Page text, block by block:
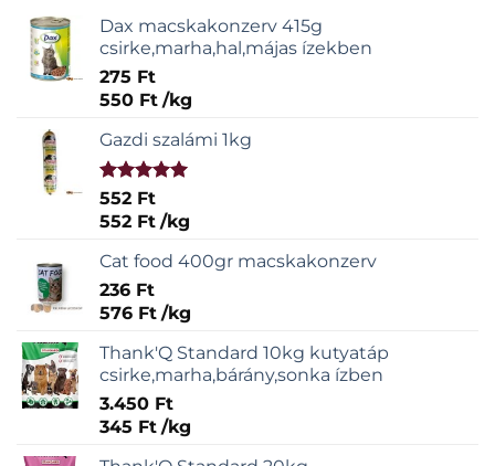
Dax macskakonzerv 415g
csirke,marha,hal,májas ízekben
275 Ft
550 Ft /kg
Gazdi szalámi 1kg
Értékelés:
5.00/ 5
552 Ft
552 Ft /kg
Cat food 400gr macskakonzerv
236 Ft
576 Ft /kg
Thank'Q Standard 10kg kutyatáp
csirke,marha,bárány,sonka ízben
3.450 Ft
345 Ft /kg